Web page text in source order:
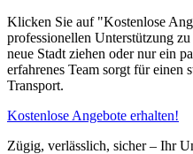
Klicken Sie auf "Kostenlose
professionellen Unterstützung
neue Stadt ziehen oder nur ein
erfahrenes Team sorgt für einen
Transport.
Kostenlose Angebote erhalten!
Zügig, verlässlich, sicher – Ihr